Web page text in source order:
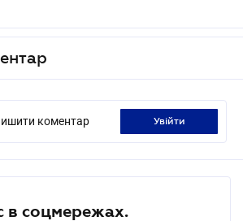
коментар увійти
в соцмережах.